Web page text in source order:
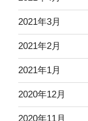
2021年3月
2021年2月
2021年1月
2020年12月
2020年11月